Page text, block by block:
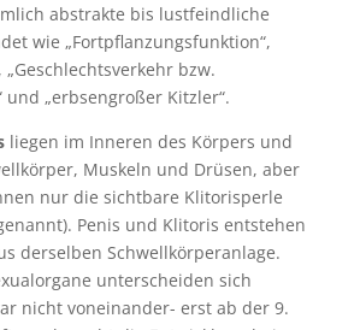
abstrakte bis lustfeindliche
wie „Fortpflanzungsfunktion“,
„Geschlechtsverkehr bzw.
und „erbsengroßer Kitzler“.
liegen im Inneren des Körpers und
Muskeln und Drüsen, aber
nur die sichtbare Klitorisperle
Penis und Klitoris entstehen
derselben Schwellkörperanlage.
unterscheiden sich
nicht voneinander- erst ab der 9.